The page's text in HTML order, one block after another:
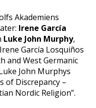
Akademiens
Irene García
Luke John Murphy,
García Losquiños
and West Germanic
John Murphys
of Discrepancy –
Nordic Religion”.